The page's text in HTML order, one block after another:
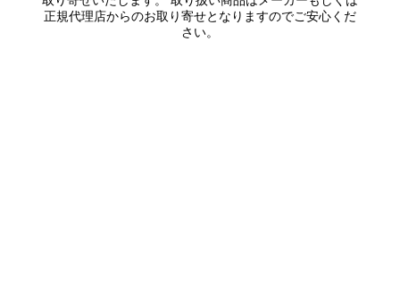
正規代理店からのお取り寄せとなりますのでご安心くだ
さい。